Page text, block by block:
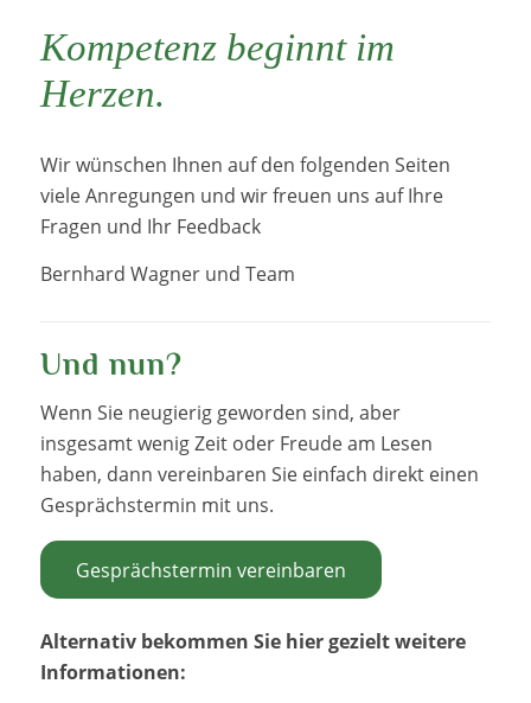
Kompetenz beginnt im
Herzen.
Wir wünschen Ihnen auf den folgenden Seiten
viele Anregungen und wir freuen uns auf Ihre
Fragen und Ihr Feedback
Bernhard Wagner und Team
Und nun?
Wenn Sie neugierig geworden sind, aber
insgesamt wenig Zeit oder Freude am Lesen
haben, dann vereinbaren Sie einfach direkt einen
Gesprächstermin mit uns.
Gesprächstermin vereinbaren
Alternativ bekommen Sie hier gezielt weitere
Informationen: